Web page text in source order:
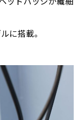
に搭載。